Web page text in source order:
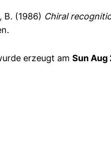
B. (1986) Chiral
erzeugt am Sun Aug